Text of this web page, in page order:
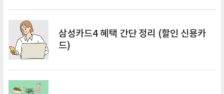
삼성카드4 혜택 간단 정리 (할인 신용카
드)